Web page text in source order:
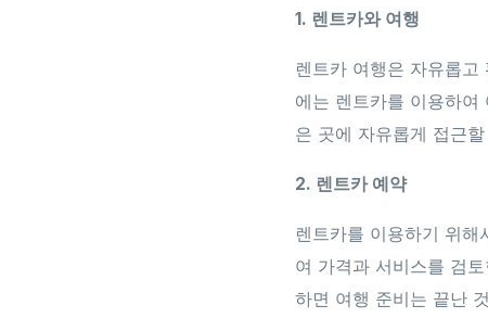
1. 렌트카와 여행
렌트카 여행은 자유롭
에는 렌트카를 이용하
은 곳에 자유롭게 접근
2. 렌트카 예약
렌트카를 이용하기 위
여 가격과 서비스를 검
하면 여행 준비는 끝난